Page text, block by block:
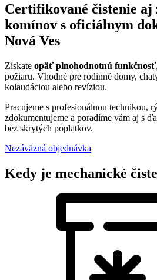
Certifikované čistenie aj
komínov s oficiálnym
Nová Ves
Získate opäť plnohodnotnú funkčnosť
požiaru. Vhodné pre rodinné domy,
kolaudáciou alebo revíziou.
Pracujeme s profesionálnou technikou,
zdokumentujeme a poradíme vám aj s
bez skrytých poplatkov.
Nezáväzná objednávka
Kedy je mechanické